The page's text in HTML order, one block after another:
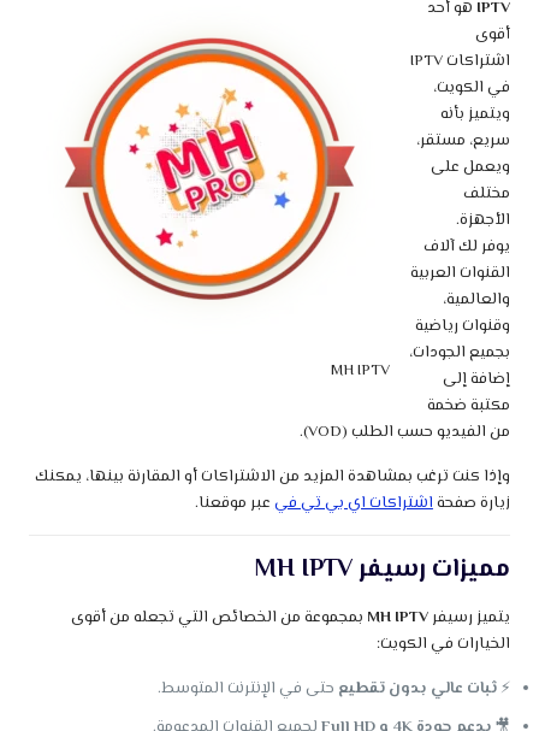
MH IPTV
IPTV هو أحد
أقوى
اشتراكات IPTV
في الكويت،
ويتميز بأنه
سريع، مستقر،
ويعمل على
مختلف
الأجهزة.
يوفر لك آلاف
القنوات العربية
والعالمية،
وقنوات رياضية
بجميع الجودات،
إضافة إلى
مكتبة ضخمة
من الفيديو حسب الطلب (VOD).
وإذا كنت ترغب بمشاهدة المزيد من الاشتراكات أو المقارنة بينها، يمكنك
زيارة صفحةاشتراكات اي بي تي في عبر موقعنا.
مميزات رسيفر MH IPTV
يتميز رسيفرMH IPTV بمجموعة من الخصائص التي تجعله من أقوى
الخيارات في الكويت:
⚡ثبات عالي بدون تقطيع حتى في الإنترنت المتوسط.